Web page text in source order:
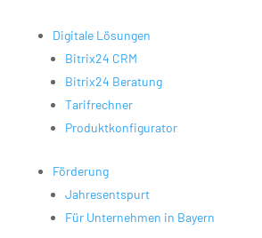
Digitale Lösungen
Bitrix24 CRM
Bitrix24 Beratung
Tarifrechner
Produktkonfigurator
Förderung
Jahresentspurt
Für Unternehmen in Bayern